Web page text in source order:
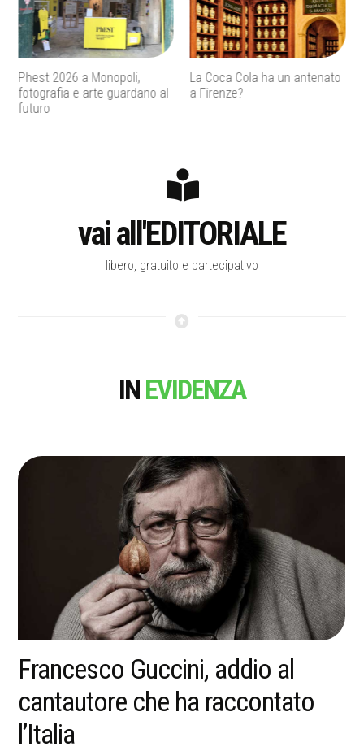
La Coca Cola ha un antenato
a Firenze?
Agenti IA e sicurezza, quando
l’autonomia diventa un
vai all'EDITORIALE
libero, gratuito e partecipativo
IN EVIDENZA
La memoria della strage di
Bologna resta una ferita aperta
nella storia italiana